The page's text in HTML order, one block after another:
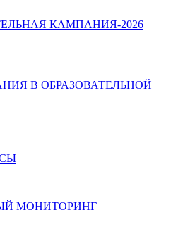
КАМПАНИЯ-2026
В ОБРАЗОВАТЕЛЬНОЙ
МОНИТОРИНГ